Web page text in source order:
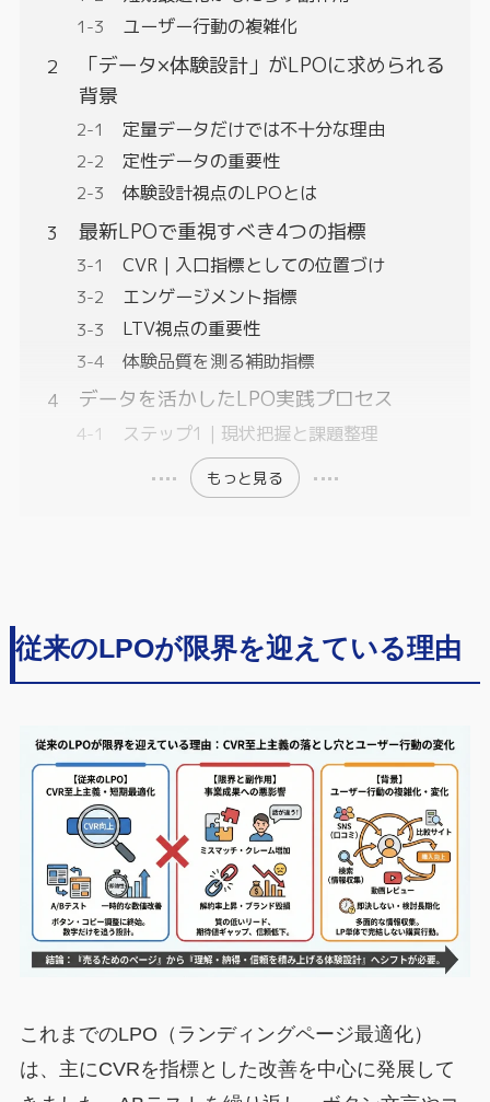
ユーザー行動の複雑化
「データ×体験設計」がLPOに求められる
背景
定量データだけでは不十分な理由
定性データの重要性
体験設計視点のLPOとは
最新LPOで重視すべき4つの指標
CVR｜入口指標としての位置づけ
エンゲージメント指標
LTV視点の重要性
体験品質を測る補助指標
データを活かしたLPO実践プロセス
ステップ1｜現状把握と課題整理
もっと見る
従来のLPOが限界を迎えている理由
これまでのLPO（ランディングページ最適化）
は、主にCVRを指標とした改善を中心に発展して